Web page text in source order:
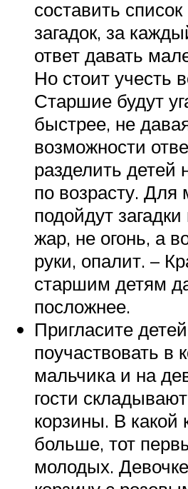
составить
загадок, за
ответ давать
Но стоит учесть
Старшие будут
быстрее, не
возможности
разделить детей
по возрасту.
подойдут
жар, не огонь, а
руки, опалит. –
старшим детям
посложнее.
Пригласите детей
поучаствовать в
мальчика и на
гости
корзины. В какой
больше, тот
молодых.